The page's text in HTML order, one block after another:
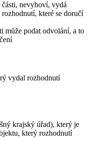
nevyhoví, vydá
které se doručí
může podat odvolání, a to
vydal rozhodnutí
krajský úřad), který je
který rozhodnutí